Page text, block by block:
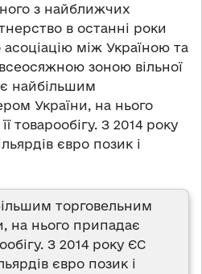
з найближчих
в останні роки
між Україною та
зоною вільної
є найбільшим
України, на нього
товарообігу. З 2014 року
євро позик і
торговельним
на нього припадає
З 2014 року ЄС
євро позик і